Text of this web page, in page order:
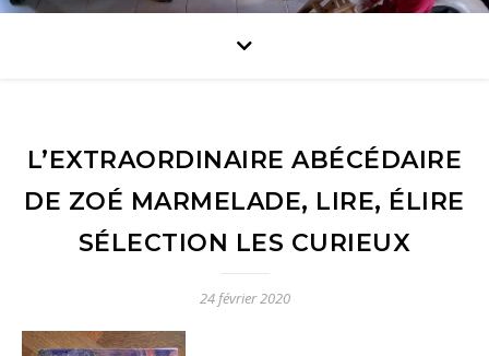
L’EXTRAORDINAIRE ABÉCÉDAIRE
DE ZOÉ MARMELADE, LIRE, ÉLIRE
SÉLECTION LES CURIEUX
24 février 2020